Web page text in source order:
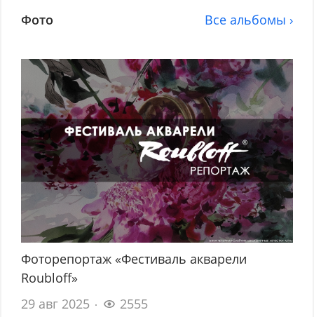
Фото Все альбомы ›
Фоторепортаж «Фестиваль акварели
Roubloff»
29 авг 2025
2555